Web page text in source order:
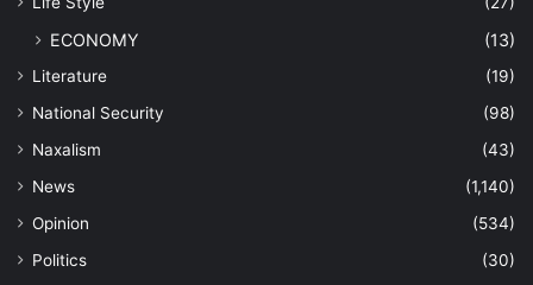
ECONOMY (13)
Literature
(19)
National Security
(98)
Naxalism
(43)
News
(1,140)
Opinion
(534)
Politics
(30)